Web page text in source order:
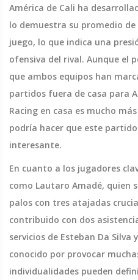
América de Cali ha
lo demuestra su promedio de
juego, lo que indica una
ofensiva del rival. Aunque el
que ambos equipos han
partidos fuera de casa para
Racing en casa es mucho
podría hacer que este
interesante.
En cuanto a los jugadores
como Lautaro Amadé, quien
palos con tres atajadas
contribuido con dos
servicios de Esteban Da
conocido por provocar
individualidades pueden